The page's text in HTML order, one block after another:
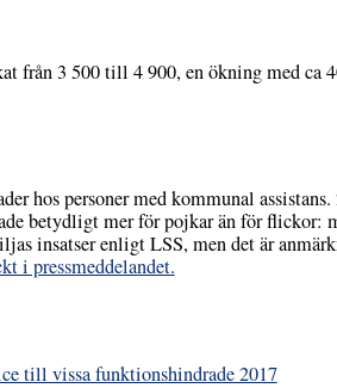
från 3 500 till 4 900, en ökning med ca
hos personer med kommunal
betydligt mer för pojkar än för flickor:
insatser enligt LSS, men det är
i pressmeddelandet.
till vissa funktionshindrade 2017